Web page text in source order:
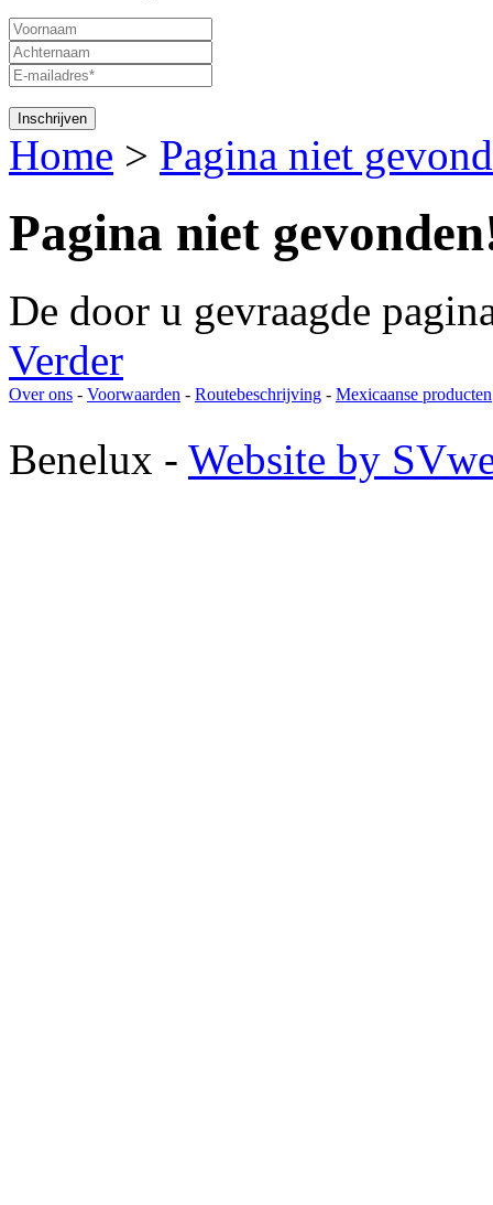
Home > Pagina niet
Pagina niet
De door u gevraagde
Verder
Over ons - Voorwaarden - Routebeschrijving - Mexicaanse producten
Benelux - Website by